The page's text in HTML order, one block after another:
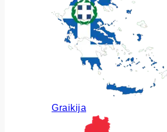
Graikija